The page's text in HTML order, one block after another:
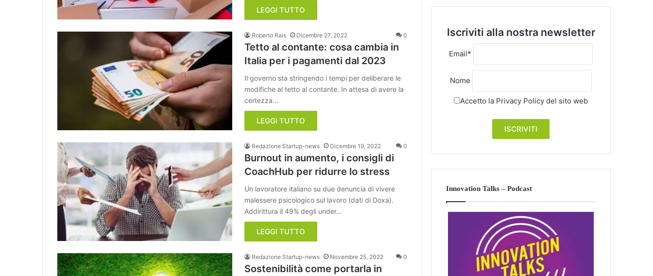
LEGGI TUTTO
Roberto Rais Dicembre 27, 2022 0
Tetto al contante: cosa cambia in
Italia per i pagamenti dal 2023
Il governo sta stringendo i tempi per deliberare le
modifiche al tetto al contante. In attesa di avere la
certezza…
LEGGI TUTTO
Redazione Startup-news Dicembre 19, 2022 0
Burnout in aumento, i consigli di
CoachHub per ridurre lo stress
Un lavoratore italiano su due denuncia di vivere
malessere psicologico sul lavoro (dati di Doxa).
Addirittura il 49% degli under…
LEGGI TUTTO
Redazione Startup-news Novembre 25, 2022 0
Sostenibilità come portarla in
Iscriviti alla nostra newsletter
Email*
Nome
Accetto la Privacy Policy del sito web
Innovation Talks – Podcast